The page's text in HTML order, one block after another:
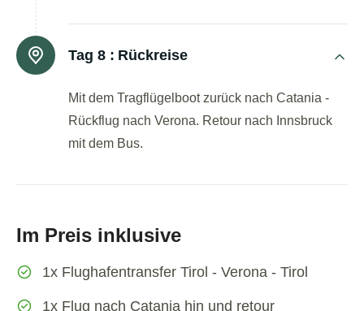
Tag 8 : Rückreise
Mit dem Tragflügelboot zurück nach Catania -
Rückflug nach Verona. Retour nach Innsbruck
mit dem Bus.
Im Preis inklusive
1x Flughafentransfer Tirol - Verona - Tirol
1x Flug nach Catania hin und retour